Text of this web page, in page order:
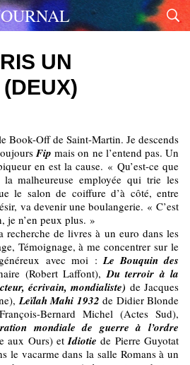
UN
Fip mais on ne l’entend pas. Un
en est la cause. « Qu’est-ce que
malheureuse employée qui trie les
le salon de coiffure d’à côté, entre
va devenir une boulangerie. « C’est
je n’en peux plus. »
recherche de livres à un euro dans les
Témoignage, à me concentrer sur le
avec moi :Le Bouquin des
(Robert Laffont),Du terroir à la
écrivain, mondialiste) de Jacques
Leïlah Mahi 1932 de Didier Blonde
Bernard Michel (Actes Sud),
mondiale de guerre à l’ordre
aux Ours) etIdiotie de Pierre Guyotat
le vacarme dans la salle Romans à un